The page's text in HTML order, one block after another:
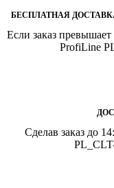
БЕСПЛАТНАЯ ДОСТАВКА
Если заказ
ProfiLine
Сделав заказ до